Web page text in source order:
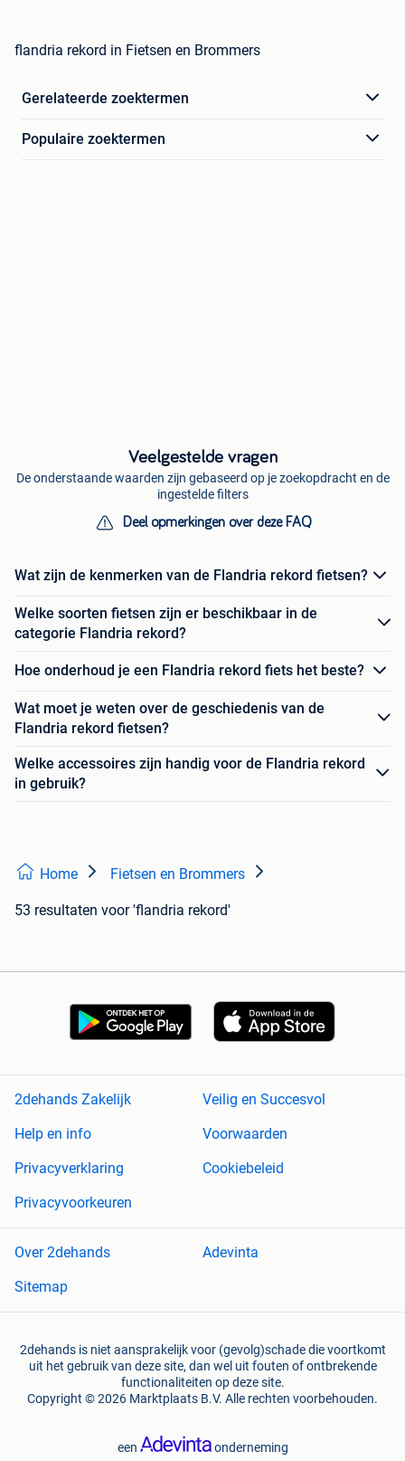
flandria rekord in Fietsen en Brommers
Gerelateerde zoektermen
Populaire zoektermen
Veelgestelde vragen
De onderstaande waarden zijn gebaseerd op je zoekopdracht en de
ingestelde filters
Deel opmerkingen over deze FAQ
Wat zijn de kenmerken van de Flandria rekord fietsen?
Welke soorten fietsen zijn er beschikbaar in de
categorie Flandria rekord?
Hoe onderhoud je een Flandria rekord fiets het beste?
Wat moet je weten over de geschiedenis van de
Flandria rekord fietsen?
Welke accessoires zijn handig voor de Flandria rekord
in gebruik?
Home Fietsen en Brommers
53 resultaten voor 'flandria rekord'
2dehands Zakelijk
Veilig en Succesvol
Help en info
Voorwaarden
Privacyverklaring
Cookiebeleid
Privacyvoorkeuren
Over 2dehands
Adevinta
Sitemap
2dehands is niet aansprakelijk voor (gevolg)schade die voortkomt
uit het gebruik van deze site, dan wel uit fouten of ontbrekende
functionaliteiten op deze site.
Copyright © 2026 Marktplaats B.V. Alle rechten voorbehouden.
een onderneming